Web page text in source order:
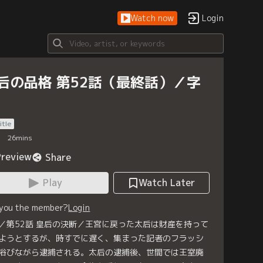
Watch now Login
の品格 第52話（最終話）／字
26mins
Share
Play
Watch Later
the member?Login
第52話 皇后の決断／王宮に戻った太后は財産を持って
うとするが、時すでに遅く、集まった記者のフラッシ
びながら逮捕される。太后の逮捕後、世間では王室廃